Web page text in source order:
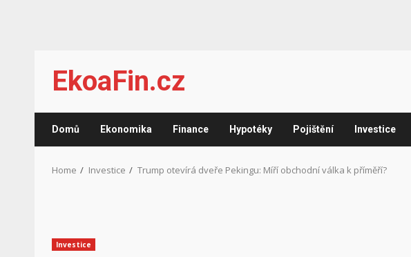
content
EkoaFin.cz
Domů Ekonomika Finance Hypotéky Pojištění Investice
Home Investice Trump otevírá dveře Pekingu: Míří obchodní válka k příměří?
Investice